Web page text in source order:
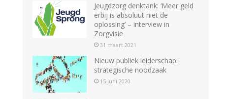
Jeugdzorg denktank: ‘Meer geld
erbij is absoluut niet de
oplossing’ – interview in
Zorgvisie
31 maart 2021
Nieuw publiek leiderschap:
strategische noodzaak
15 juni 2020